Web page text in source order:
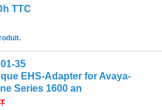
TTC
35
EHS-Adapter for Avaya-
Series 1600 an